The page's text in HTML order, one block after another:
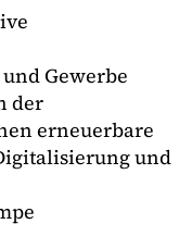
Gewerbe
der
erneuerbare
und